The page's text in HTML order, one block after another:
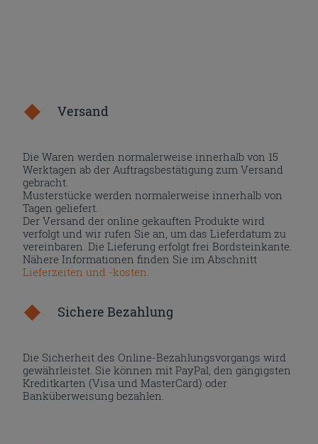
Versand
Die Waren werden normalerweise innerhalb von 15
Werktagen ab der Auftragsbestätigung zum Versand
gebracht.
Musterstücke werden normalerweise innerhalb von
Tagen geliefert.
Der Versand der online gekauften Produkte wird
verfolgt und wir rufen Sie an, um das Lieferdatum zu
vereinbaren. Die Lieferung erfolgt frei Bordsteinkante.
Nähere Informationen finden Sie im Abschnitt
Lieferzeiten und -kosten.
Sichere Bezahlung
Die Sicherheit des Online-Bezahlungsvorgangs wird
gewährleistet. Sie können mit PayPal, den gängigsten
Kreditkarten (Visa und MasterCard) oder
Banküberweisung bezahlen.